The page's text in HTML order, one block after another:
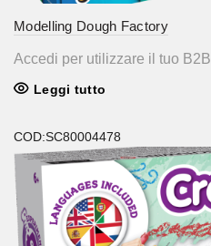
Modelling Dough Factory
Accedi per utilizzare il tuo B2B
Leggi tutto
COD:SC80004478